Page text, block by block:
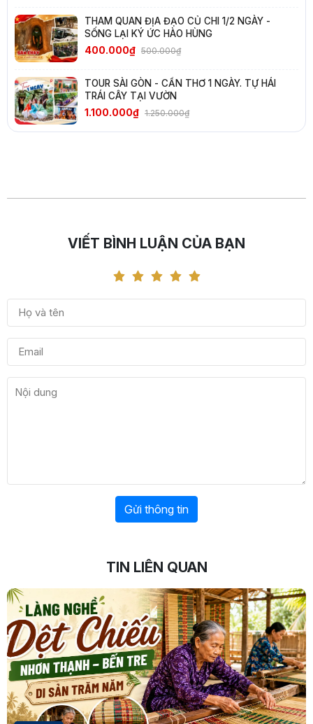
THAM QUAN ĐỊA ĐẠO CỦ CHI 1/2 NGÀY -
SỐNG LẠI KÝ ỨC HÀO HÙNG
400.000₫ 500.000₫
TOUR SÀI GÒN - CẦN THƠ 1 NGÀY. TỰ HÁI
TRÁI CÂY TẠI VƯỜN
1.100.000₫ 1.250.000₫
VIẾT BÌNH LUẬN CỦA BẠN
Gửi thông tin
TIN LIÊN QUAN